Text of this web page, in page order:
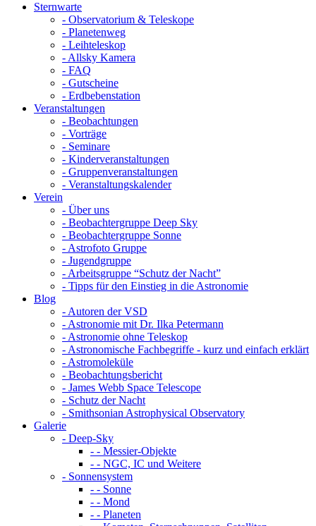
Sternwarte
- Observatorium & Teleskope
- Planetenweg
- Leihteleskop
- Allsky Kamera
- FAQ
- Gutscheine
- Erdbebenstation
Veranstaltungen
- Beobachtungen
- Vorträge
- Seminare
- Kinderveranstaltungen
- Gruppenveranstaltungen
- Veranstaltungskalender
Verein
- Über uns
- Beobachtergruppe Deep Sky
- Beobachtergruppe Sonne
- Astrofoto Gruppe
- Jugendgruppe
- Arbeitsgruppe “Schutz der Nacht”
- Tipps für den Einstieg in die Astronomie
Blog
- Autoren der VSD
- Astronomie mit Dr. Ilka Petermann
- Astronomie ohne Teleskop
- Astronomische Fachbegriffe - kurz und einfach erklärt
- Astromoleküle
- Beobachtungsbericht
- James Webb Space Telescope
- Schutz der Nacht
- Smithsonian Astrophysical Observatory
Galerie
- Deep-Sky
- - Messier-Objekte
- - NGC, IC und Weitere
- Sonnensystem
- - Sonne
- - Mond
- - Planeten